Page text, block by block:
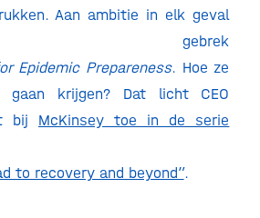
Aan ambitie in elk geval
gebrek
Epidemic Prepareness. Hoe ze
gaan krijgen? Dat licht CEO
bij McKinsey toe in de serie
to recovery and beyond”.